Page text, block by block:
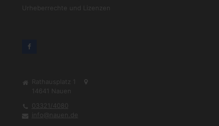
Urheberrechte und Lizenzen
Rathausplatz 1
14641
Nauen
03321/4080
info@nauen.de